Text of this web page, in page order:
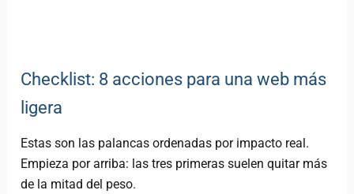
Checklist: 8 acciones para una web más
ligera
Estas son las palancas ordenadas por impacto real.
Empieza por arriba: las tres primeras suelen quitar más
de la mitad del peso.